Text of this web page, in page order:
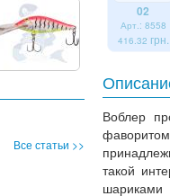
Все статьи >>
02
Арт.: 8558
416.32 грн.
Воблер
такой
шариками